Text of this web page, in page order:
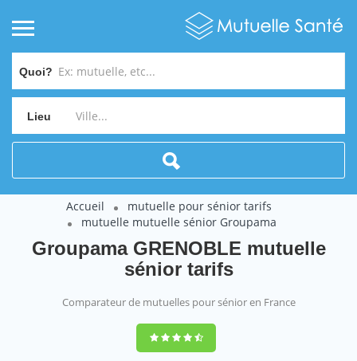
Quoi?
Lieu
Accueil
mutuelle pour sénior tarifs
mutuelle mutuelle sénior Groupama
Groupama GRENOBLE mutuelle
sénior tarifs
Comparateur de mutuelles pour sénior en France